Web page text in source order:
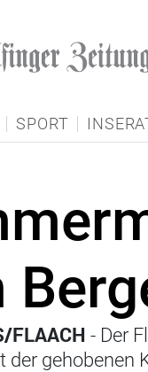
SPORT
FLAACH - Der
der gehobenen